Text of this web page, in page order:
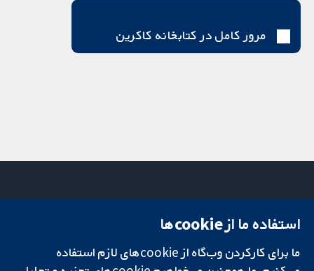
مرور کامل در کتابخانه کاکرین
تحقیقات قابل
اعتماد.
میدان کاوندیش
لندن
دفتر رسانه‌ای
استفاده ما از cookie‌ها
ما برای کارکردن وب‌گاه از cookie‌های لازم استفاده